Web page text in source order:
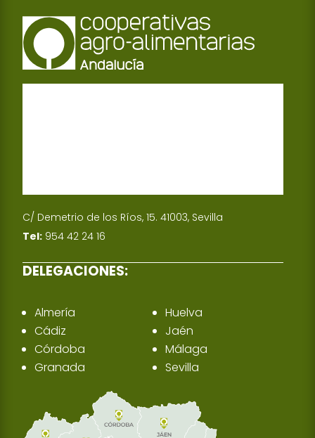
C/ Demetrio de los Ríos, 15. 41003, Sevilla
Tel: 954 42 24 16
DELEGACIONES:
Almería
Cádiz
Córdoba
Granada
Huelva
Jaén
Málaga
Sevilla